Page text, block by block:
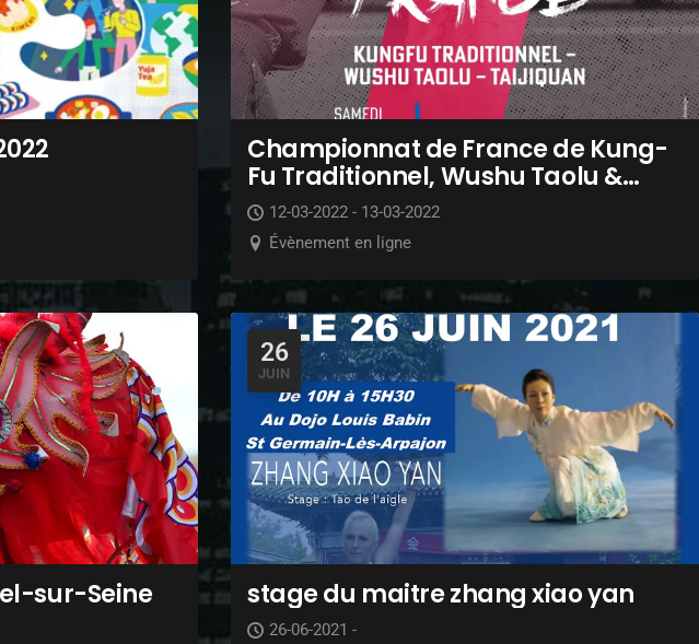
Championnat de France de Kung-
Fu Traditionnel, Wushu Taolu &
Taijiquan 2021 – 2022
12-03-2022 - 13-03-2022
Évènement en ligne
sur-Seine
26
JUIN
stage du maitre zhang xiao yan
26-06-2021 -